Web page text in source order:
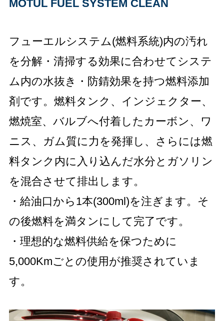
MOTUL FUEL SYSTEM CLEAN
フューエルシステム(燃料系統)内の汚れ
を分解・清掃する効果に合わせてシステ
ム内の水抜き・防錆効果を持つ燃料添加
剤です。燃料タンク、インジェクター、
燃焼室、バルブへ付着したカーボン、ワ
ニス、ガム質に力を発揮し、さらには燃
料タンク内に入り込んだ水分とガソリン
を混合させて排出します。
・給油口から1本(300ml)を注ぎます。そ
の後燃料を満タンにして完了です。
・理想的な燃料供給を保つために
5,000Kmごとの使用が推奨されていま
す。